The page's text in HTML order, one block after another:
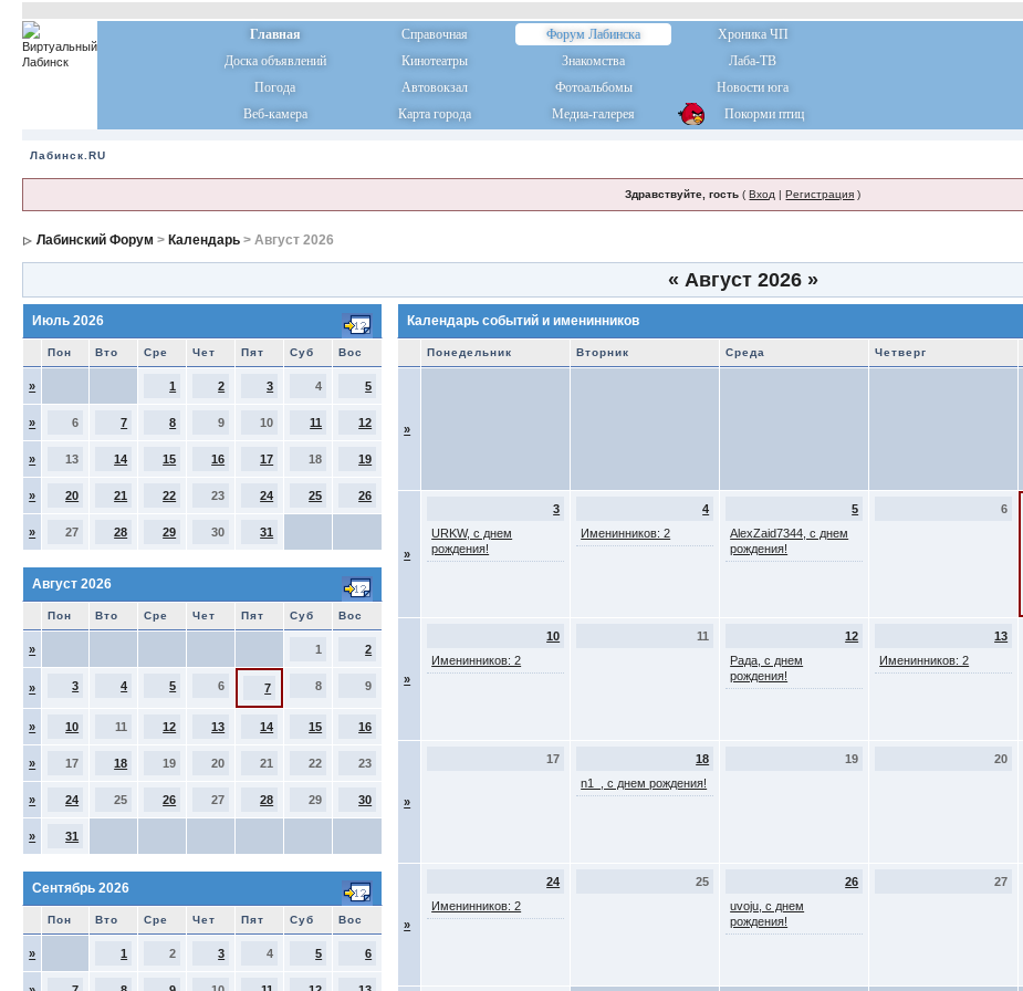
Главная Справочная Форум Лабинска
Хроника ЧП
Доска объявлений
Кинотеатры Знакомства
Лаба-ТВ
Погода
Автовокзал Фотоальбомы
Новости юга
Веб-камера
Карта города Медиа-галерея Покорми птиц
Лабинск.RU
Здравствуйте, гость (Вход |Регистрация )
Лабинский Форум > Календарь > Август 2026
« Август 2026 »
Июль 2026
Пон Вто Сре Чет Пят Суб Вос
» 1 2 3 4 5
» 6 7 8 9 10 11 12
» 13 14 15 16 17 18 19
» 20 21 22 23 24 25 26
» 27 28 29 30 31
Август 2026
Пон Вто Сре Чет Пят Суб Вос
» 1 2
» 3 4 5 6 7 8 9
» 10 11 12 13 14 15 16
» 17 18 19 20 21 22 23
» 24 25 26 27 28 29 30
» 31
Сентябрь 2026
Пон Вто Сре Чет Пят Суб Вос
» 1 2 3 4 5 6
Календарь событий и именинников
Понедельник Вторник Среда Четверг
»
»
3
URKW, с днем
рождения!
4
Именинников: 2
5
AlexZaid7344, с днем
рождения!
6
»
10
Именинников: 2
11
12
Рада, с днем
рождения!
13
Именинников: 2
»
17
18
n1_, с днем рождения!
19 20
»
24
Именинников: 2
25
26
uvoju, с днем
рождения!
27